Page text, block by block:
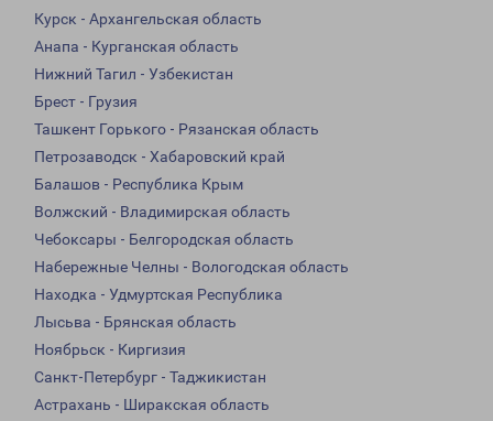
Курск - Архангельская область
Анапа - Курганская область
Нижний Тагил - Узбекистан
Брест - Грузия
Ташкент Горького - Рязанская область
Петрозаводск - Хабаровский край
Балашов - Республика Крым
Волжский - Владимирская область
Чебоксары - Белгородская область
Набережные Челны - Вологодская область
Находка - Удмуртская Республика
Лысьва - Брянская область
Ноябрьск - Киргизия
Санкт-Петербург - Таджикистан
Астрахань - Ширакская область